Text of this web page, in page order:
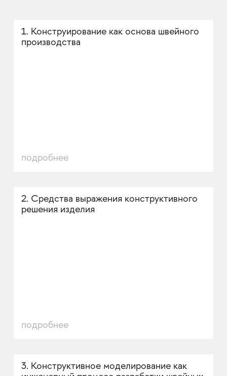
1. Конструирование как основа швейного
производства
подробнее
2. Средства выражения конструктивного
решения изделия
подробнее
3. Конструктивное моделирование как